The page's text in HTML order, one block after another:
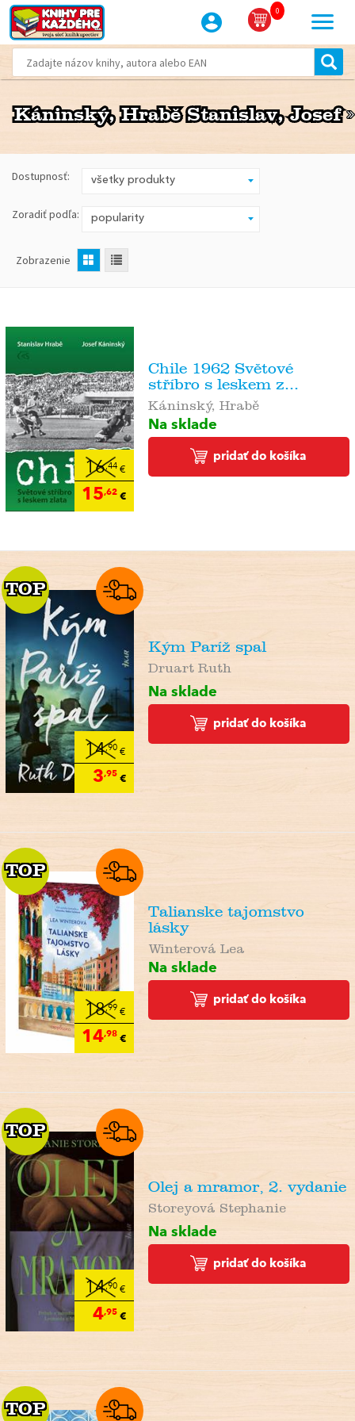
0
Káninský, Hrabě Stanislav, Josef
Káninský, Hrabě Stanislav, Josef
Dostupnosť:
Zoradiť podľa:
Zobrazenie
16,44€
15,62€
Chile 1962 Světové
stříbro s leskem z...
Káninský, Hrabě
Na sklade
pridať do košíka
14,90€
3,95€
TOP
TOP
Kým Paríž spal
Druart Ruth
Na sklade
pridať do košíka
18,99 €
14,98€
TOP
TOP
Talianske tajomstvo
lásky
Winterová Lea
Na sklade
pridať do košíka
14,90€
4,95€
TOP
TOP
Olej a mramor, 2. vydanie
Storeyová Stephanie
Na sklade
pridať do košíka
TOP
TOP